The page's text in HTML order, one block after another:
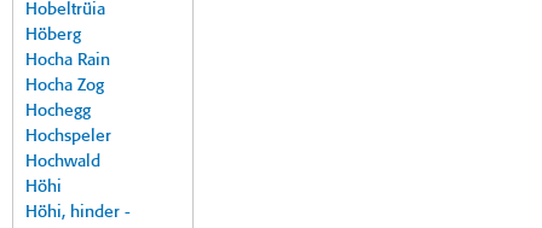
Hobeltrüia
Höberg
Hocha Rain
Hocha Zog
Hochegg
Hochspeler
Hochwald
Höhi
Höhi, hinder -